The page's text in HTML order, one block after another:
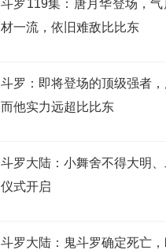
斗罗119集：唐月华登场，
材一流，依旧难敌比比东
斗罗：即将登场的顶级强者，
而他实力远超比比东
斗罗大陆：小舞舍不得大明
仪式开启
斗罗大陆：鬼斗罗确定死亡